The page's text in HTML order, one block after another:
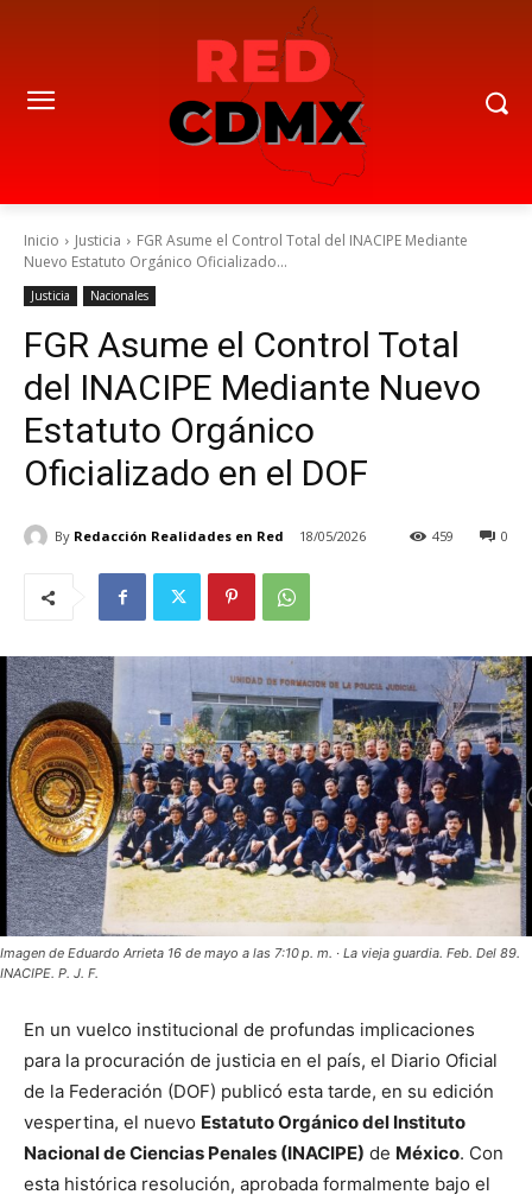
Inicio Justicia
FGR Asume el Control Total del INACIPE Mediante
Nuevo Estatuto Orgánico Oficializado...
Justicia Nacionales
FGR Asume el Control Total
del INACIPE Mediante Nuevo
Estatuto Orgánico
Oficializado en el DOF
By Redacción Realidades en Red 18/05/2026 0
459
Imagen de Eduardo Arrieta 16 de mayo a las 7:10 p. m. · La vieja guardia. Feb. Del 89.
INACIPE. P. J. F.
En un vuelco institucional de profundas implicaciones
para la procuración de justicia en el país, el Diario Oficial
de la Federación (DOF) publicó esta tarde, en su edición
vespertina, el nuevo Estatuto Orgánico del Instituto
Nacional de Ciencias Penales (INACIPE) de México. Con
esta histórica resolución, aprobada formalmente bajo el